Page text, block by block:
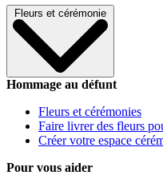
Fleurs et cérémonie
Hommage au défunt
Fleurs et cérémonies
Faire livrer des fleurs
Créer votre espace
Pour vous aider